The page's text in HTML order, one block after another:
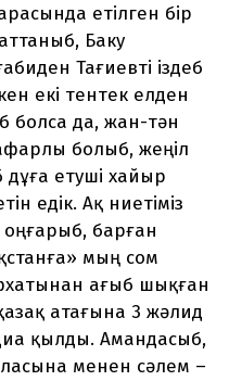
етілген бір
Баку
Тағиевті іздеб
екі тентек елден
болса да, жан-тән
болыб, жеңіл
етуші хайыр
едік. Ақ ниетіміз
оңғарыб, барған
мың сом
ағыб шықған
атағына 3 жәлид
қылды. Амандасыб,
менен сәлем –